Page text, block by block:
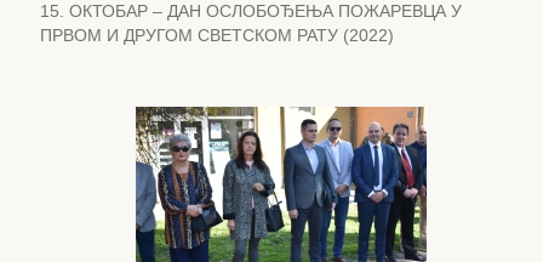
15. ОКТОБАР – ДАН ОСЛОБОЂЕЊА ПОЖАРЕВЦА У
ПРВОМ И ДРУГОМ СВЕТСКОМ РАТУ (2022)